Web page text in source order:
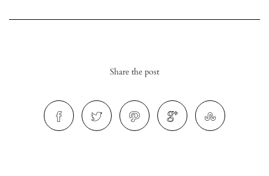
Share the post